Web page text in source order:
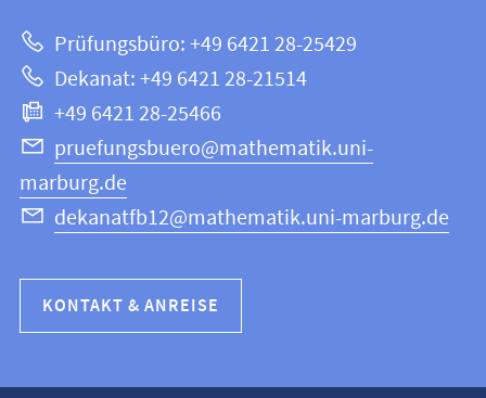
Website
und
Informatik
Prüfungsbüro: +49 6421 28-25429
Dekanat: +49 6421 28-21514
+49 6421 28-25466
pruefungsbuero@mathematik.uni-
marburg.de
dekanatfb12@mathematik.uni-marburg.de
KONTAKT & ANREISE